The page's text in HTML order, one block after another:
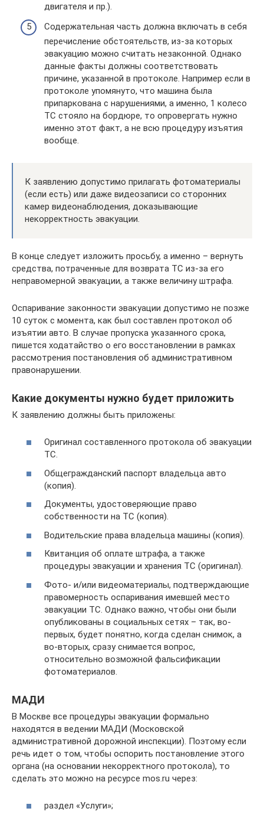
двигателя и пр.).
Содержательная часть должна включать в себя
перечисление обстоятельств, из-за которых
эвакуацию можно считать незаконной. Однако
данные факты должны соответствовать
причине, указанной в протоколе. Например если в
протоколе упомянуто, что машина была
припаркована с нарушениями, а именно, 1 колесо
ТС стояло на бордюре, то опровергать нужно
именно этот факт, а не всю процедуру изъятия
вообще.
К заявлению допустимо прилагать фотоматериалы
(если есть) или даже видеозаписи со сторонних
камер видеонаблюдения, доказывающие
некорректность эвакуации.
В конце следует изложить просьбу, а именно – вернуть
средства, потраченные для возврата ТС из-за его
неправомерной эвакуации, а также величину штрафа.
Оспаривание законности эвакуации допустимо не позже
10 суток с момента, как был составлен протокол об
изъятии авто. В случае пропуска указанного срока,
пишется ходатайство о его восстановлении в рамках
рассмотрения постановления об административном
правонарушении.
Какие документы нужно будет приложить
К заявлению должны быть приложены:
Оригинал составленного протокола об эвакуации
ТС.
Общегражданский паспорт владельца авто
(копия).
Документы, удостоверяющие право
собственности на ТС (копия).
Водительские права владельца машины (копия).
Квитанция об оплате штрафа, а также
процедуры эвакуации и хранения ТС (оригинал).
Фото- и/или видеоматериалы, подтверждающие
правомерность оспаривания имевшей место
эвакуации ТС. Однако важно, чтобы они были
опубликованы в социальных сетях – так, во-
первых, будет понятно, когда сделан снимок, а
во-вторых, сразу снимается вопрос,
относительно возможной фальсификации
фотоматериалов.
МАДИ
В Москве все процедуры эвакуации формально
находятся в ведении МАДИ (Московской
административной дорожной инспекции). Поэтому если
речь идет о том, чтобы оспорить постановление этого
органа (на основании некорректного протокола), то
сделать это можно на ресурсе mos.ru через:
раздел «Услуги»;